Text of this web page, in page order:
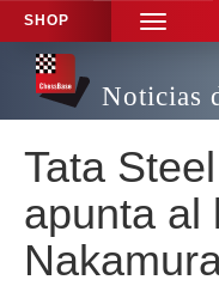
SHOP
TOGGLE
Noticias
Tata
apunta al